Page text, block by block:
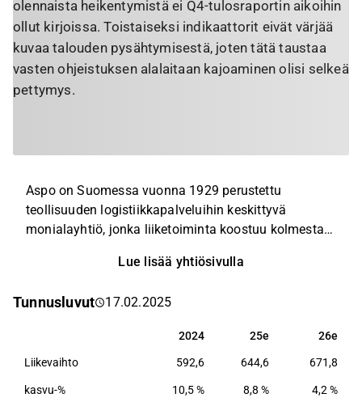
olennaista heikentymistä ei Q4-tulosraportin aikoihin
ollut kirjoissa. Toistaiseksi indikaattorit eivät värjää
kuvaa talouden pysähtymisestä, joten tätä taustaa
vasten ohjeistuksen alalaitaan kajoaminen olisi selkeä
pettymys.
Aspo on Suomessa vuonna 1929 perustettu
teollisuuden logistiikkapalveluihin keskittyvä
monialayhtiö, jonka liiketoiminta koostuu kolmesta
Leipurin. Aspon strategian keskiössä on omistaa ja
yrityksiä. Maantieteellisesti Aspon kotimarkkina on
muutamissa Aasian maissa.
Lue lisää yhtiösivulla
Tunnusluvut 17.02.2025
2024 25e 26e
2024 25e 26e
Liikevaihto 592,6 644,6 671,8
kasvu-% 10,5 % 8,8 % 4,2 %